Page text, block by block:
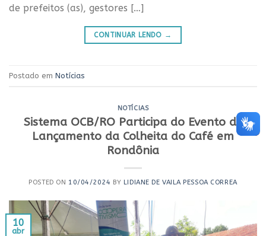
de prefeitos (as), gestores […]
CONTINUAR LENDO →
Postado em Notícias
NOTÍCIAS
Sistema OCB/RO Participa do Evento de
Lançamento da Colheita do Café em
Rondônia
POSTED ON 10/04/2024 BY LIDIANE DE VAILA PESSOA CORREA
10
abr